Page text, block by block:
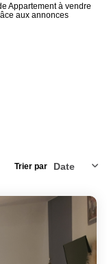
Appartement à vendre
aux annonces
Trier par